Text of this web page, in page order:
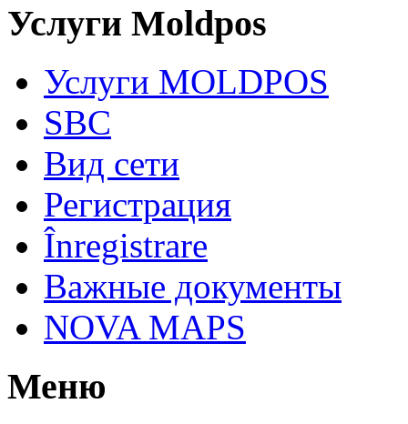
Услуги Moldpos
Услуги MOLDPOS
SBC
Вид cети
Регистрация
Înregistrare
Важные документы
NOVA MAPS
Меню